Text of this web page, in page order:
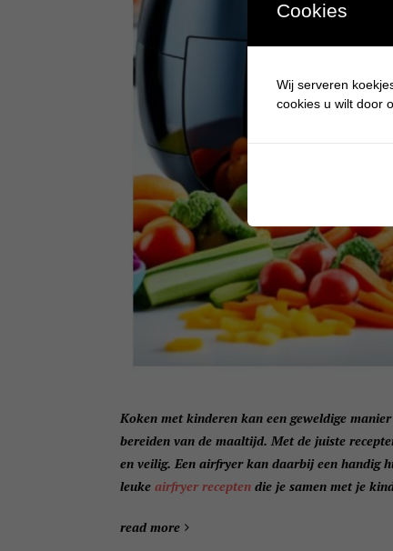
Koken met kinderen kan een geweldige
bereiden van de maaltijd. Met de juiste
en veilig. Een airfryer kan daarbij een handig
leuke airfryer recepten die je samen met je
read more
Cookies
Wij serveren
cookies u wilt door